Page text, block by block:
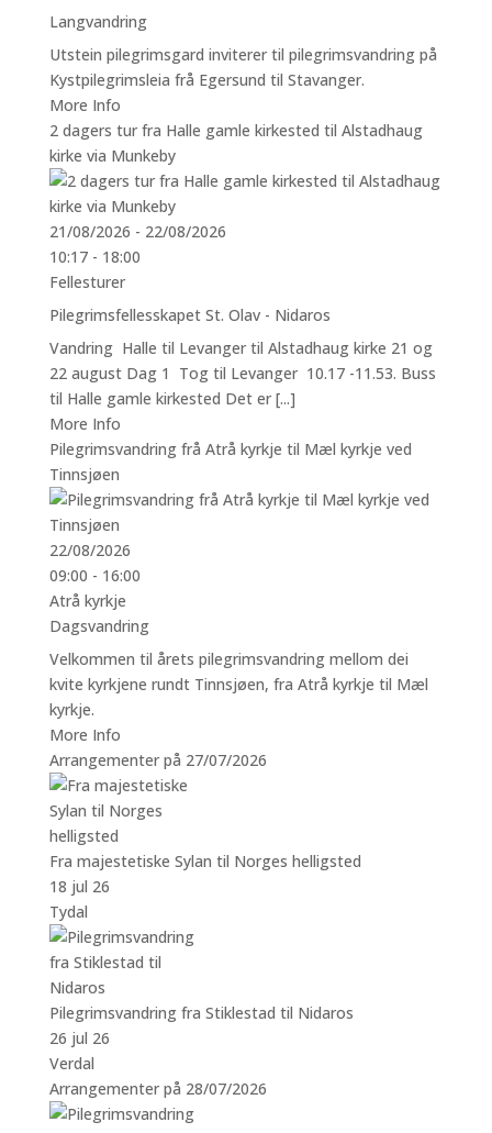
Langvandring
Utstein pilegrimsgard inviterer til pilegrimsvandring på
Kystpilegrimsleia frå Egersund til Stavanger.
More Info
2 dagers tur fra Halle gamle kirkested til Alstadhaug
kirke via Munkeby
21/08/2026 - 22/08/2026
10:17 - 18:00
Fellesturer
Pilegrimsfellesskapet St. Olav - Nidaros
Vandring Halle til Levanger til Alstadhaug kirke 21 og
22 august Dag 1 Tog til Levanger 10.17 -11.53. Buss
til Halle gamle kirkested Det er [...]
More Info
Pilegrimsvandring frå Atrå kyrkje til Mæl kyrkje ved
Tinnsjøen
22/08/2026
09:00 - 16:00
Atrå kyrkje
Dagsvandring
Velkommen til årets pilegrimsvandring mellom dei
kvite kyrkjene rundt Tinnsjøen, fra Atrå kyrkje til Mæl
kyrkje.
More Info
Arrangementer på 27/07/2026
Fra majestetiske Sylan til Norges helligsted
18 jul 26
Tydal
Pilegrimsvandring fra Stiklestad til Nidaros
26 jul 26
Verdal
Arrangementer på 28/07/2026